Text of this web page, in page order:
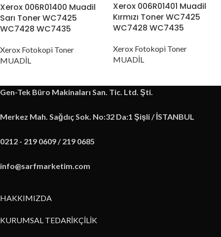
Xerox 006R01400 Muadil
Sarı Toner WC7425
WC7428 WC7435
Xerox Fotokopi Toner
MUADİL
Xerox 006R01401 Muadil
Kırmızı Toner WC7425
WC7428 WC7435
Xerox Fotokopi Toner
MUADİL
Gen-Tek Büro Makinaları San. Tic. Ltd. Şti.
Merkez Mah. Sağdıç Sok. No:32 Da:1 Şişli / İSTANBUL
0212 - 219 0609 / 219 0685
info@sarfmarketim.com
HAKKIMIZDA
KURUMSAL TEDARİKÇİLİK